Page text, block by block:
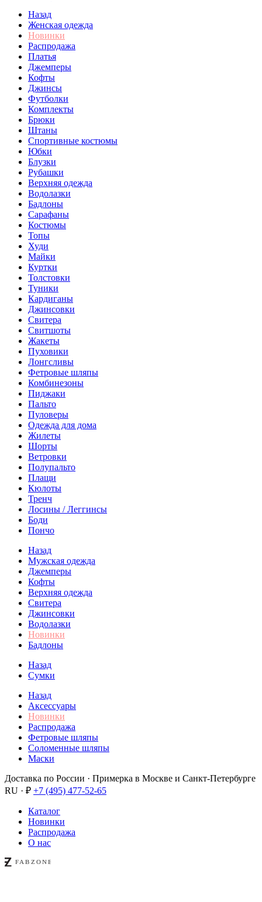
Назад
Женская одежда
Новинки
Распродажа
Платья
Джемперы
Кофты
Джинсы
Футболки
Комплекты
Брюки
Штаны
Спортивные костюмы
Юбки
Блузки
Рубашки
Верхняя одежда
Водолазки
Бадлоны
Сарафаны
Костюмы
Топы
Худи
Майки
Куртки
Толстовки
Туники
Кардиганы
Джинсовки
Свитера
Свитшоты
Жакеты
Пуховики
Лонгсливы
Фетровые шляпы
Комбинезоны
Пиджаки
Пальто
Пуловеры
Одежда для дома
Жилеты
Шорты
Ветровки
Полупальто
Плащи
Кюлоты
Тренч
Лосины / Леггинсы
Боди
Пончо
Назад
Мужская одежда
Джемперы
Кофты
Верхняя одежда
Свитера
Джинсовки
Водолазки
Новинки
Бадлоны
Назад
Сумки
Назад
Аксессуары
Новинки
Распродажа
Фетровые шляпы
Соломенные шляпы
Маски
Доставка по России · Примерка в Москве и Санкт-Петербурге
RU · ₽ +7 (495) 477-52-65
Каталог
Новинки
Распродажа
О нас